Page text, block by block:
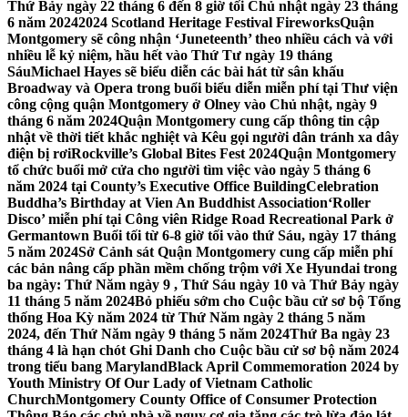
Thứ Bảy ngày 22 tháng 6 đến 8 giờ tối Chủ nhật ngày 23 tháng
6 năm 20242024 Scotland Heritage Festival FireworksQuận
Montgomery sẽ công nhận ‘Juneteenth’ theo nhiều cách và với
nhiều lễ kỷ niệm, hầu hết vào Thứ Tư ngày 19 tháng
SáuMichael Hayes sẽ biểu diễn các bài hát từ sân khấu
Broadway và Opera trong buổi biểu diễn miễn phí tại Thư viện
công cộng quận Montgomery ở Olney vào Chủ nhật, ngày 9
tháng 6 năm 2024Quận Montgomery cung cấp thông tin cập
nhật về thời tiết khắc nghiệt và Kêu gọi người dân tránh xa dây
điện bị rơiRockville’s Global Bites Fest 2024Quận Montgomery
tổ chức buổi mở cửa cho người tìm việc vào ngày 5 tháng 6
năm 2024 tại County’s Executive Office BuildingCelebration
Buddha’s Birthday at Vien An Buddhist Association‘Roller
Disco’ miễn phí tại Công viên Ridge Road Recreational Park ở
Germantown Buổi tối từ 6-8 giờ tối vào thứ Sáu, ngày 17 tháng
5 năm 2024Sở Cảnh sát Quận Montgomery cung cấp miễn phí
các bản nâng cấp phần mềm chống trộm với Xe Hyundai trong
ba ngày: Thứ Năm ngày 9 , Thứ Sáu ngày 10 và Thứ Bảy ngày
11 tháng 5 năm 2024Bỏ phiếu sớm cho Cuộc bầu cử sơ bộ Tổng
thống Hoa Kỳ năm 2024 từ Thứ Năm ngày 2 tháng 5 năm
2024, đến Thứ Năm ngày 9 tháng 5 năm 2024Thứ Ba ngày 23
tháng 4 là hạn chót Ghi Danh cho Cuộc bầu cử sơ bộ năm 2024
trong tiểu bang MarylandBlack April Commemoration 2024 by
Youth Ministry Of Our Lady of Vietnam Catholic
ChurchMontgomery County Office of Consumer Protection